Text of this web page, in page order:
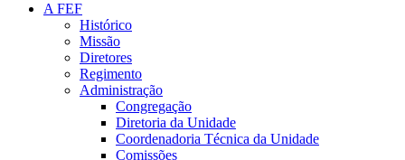
A FEF
Histórico
Missão
Diretores
Regimento
Administração
Congregação
Diretoria da Unidade
Coordenadoria Técnica da Unidade
Comissões